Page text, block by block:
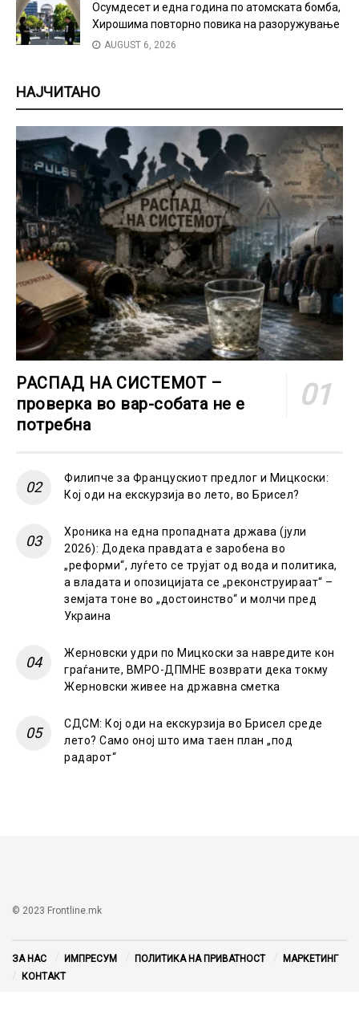
Осумдесет и една година по атомската бомба,
Хирошима повторно повика на разоружување
AUGUST 6, 2026
НАЈЧИТАНО
РАСПАД НА СИСТЕМОТ –
проверка во вар-собата не е
потребна
Филипче за Францускиот предлог и Мицкоски:
Кој оди на екскурзија во лето, во Брисел?
Хроника на една пропадната држава (јули
2026): Додека правдата е заробена во
„реформи“, луѓето се трујат од вода и политика,
а владата и опозицијата се „реконструираат“ –
земјата тоне во „достоинство“ и молчи пред
Украина
Жерновски удри по Мицкоски за навредите кон
граѓаните, ВМРО-ДПМНЕ возврати дека токму
Жерновски живее на државна сметка
СДСМ: Кој оди на екскурзија во Брисел среде
лето? Само оној што има таен план „под
радарот“
© 2023 Frontline.mk
ЗА НАС ИМПРЕСУМ ПОЛИТИКА НА ПРИВАТНОСТ
МАРКЕТИНГ
КОНТАКТ